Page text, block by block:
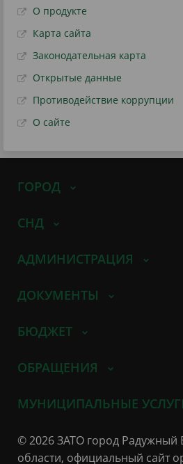
О продукте
Карта сайта
Законодательная карта
Открытые данные
Противодействие коррупции
О сайте
ГОРОД
СНД
АДМИНИСТРАЦИЯ
ДОКУМЕНТЫ
БЮДЖЕТ
ОБРАЩЕНИЯ
МУНИЦИПАЛЬНЫЕ
© 2026 ЗАТО город Радужный
области, официальный сайт